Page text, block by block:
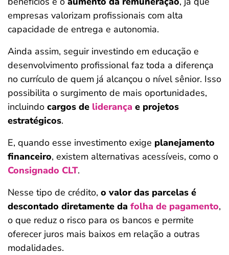
empresas valorizam profissionais com alta
capacidade de entrega e autonomia.
Ainda assim, seguir investindo em educação e
desenvolvimento profissional faz toda a diferença
no currículo de quem já alcançou o nível sênior. Isso
possibilita o surgimento de mais oportunidades,
incluindo cargos de liderança e projetos
estratégicos.
E, quando esse investimento exige planejamento
financeiro, existem alternativas acessíveis, como o
Consignado CLT.
Nesse tipo de crédito, o valor das parcelas é
descontado diretamente da folha de pagamento,
o que reduz o risco para os bancos e permite
oferecer juros mais baixos em relação a outras
modalidades.